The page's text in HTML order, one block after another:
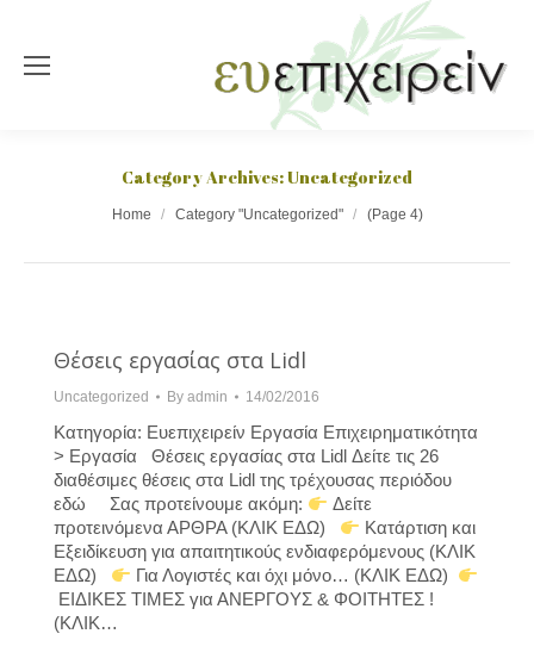
Category Archives:Uncategorized
You are here:Home Category "Uncategorized" (Page 4)
Θέσεις εργασίας στα Lidl
Uncategorized By admin 14/02/2016
Κατηγορία: Ευεπιχειρείν Εργασία Επιχειρηματικότητα
> Εργασία Θέσεις εργασίας στα Lidl Δείτε τις 26
διαθέσιμες θέσεις στα Lidl της τρέχουσας περιόδου
εδώ Σας προτείνουμε ακόμη:
Δείτε
προτεινόμενα ΑΡΘΡΑ (ΚΛΙΚ ΕΔΩ)
Κατάρτιση και
Εξειδίκευση για απαιτητικούς ενδιαφερόμενους (ΚΛΙΚ
ΕΔΩ)
Για Λογιστές και όχι μόνο… (ΚΛΙΚ ΕΔΩ)
ΕΙΔΙΚΕΣ ΤΙΜΕΣ για ΑΝΕΡΓΟΥΣ & ΦΟΙΤΗΤΕΣ !
(ΚΛΙΚ…